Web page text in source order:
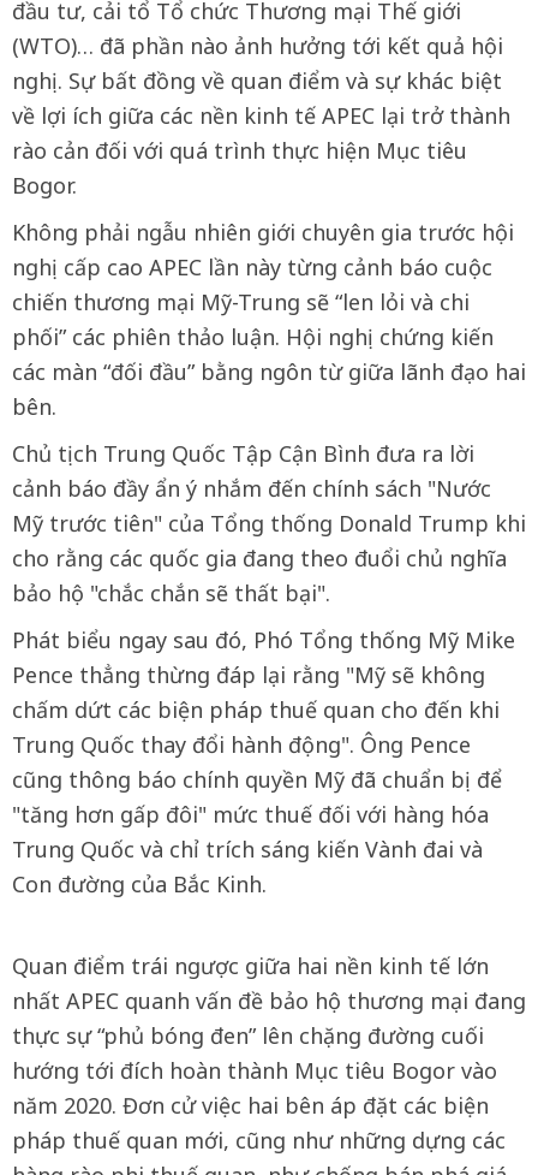
đầu tư, cải tổ Tổ chức Thương mại Thế giới
(WTO)… đã phần nào ảnh hưởng tới kết quả hội
nghị. Sự bất đồng về quan điểm và sự khác biệt
về lợi ích giữa các nền kinh tế APEC lại trở thành
rào cản đối với quá trình thực hiện Mục tiêu
Bogor.
Không phải ngẫu nhiên giới chuyên gia trước hội
nghị cấp cao APEC lần này từng cảnh báo cuộc
chiến thương mại Mỹ-Trung sẽ “len lỏi và chi
phối” các phiên thảo luận. Hội nghị chứng kiến
các màn “đối đầu” bằng ngôn từ giữa lãnh đạo hai
bên.
Chủ tịch Trung Quốc Tập Cận Bình đưa ra lời
cảnh báo đầy ẩn ý nhắm đến chính sách "Nước
Mỹ trước tiên" của Tổng thống Donald Trump khi
cho rằng các quốc gia đang theo đuổi chủ nghĩa
bảo hộ "chắc chắn sẽ thất bại".
Phát biểu ngay sau đó, Phó Tổng thống Mỹ Mike
Pence thẳng thừng đáp lại rằng "Mỹ sẽ không
chấm dứt các biện pháp thuế quan cho đến khi
Trung Quốc thay đổi hành động". Ông Pence
cũng thông báo chính quyền Mỹ đã chuẩn bị để
"tăng hơn gấp đôi" mức thuế đối với hàng hóa
Trung Quốc và chỉ trích sáng kiến Vành đai và
Con đường của Bắc Kinh.
Quan điểm trái ngược giữa hai nền kinh tế lớn
nhất APEC quanh vấn đề bảo hộ thương mại đang
thực sự “phủ bóng đen” lên chặng đường cuối
hướng tới đích hoàn thành Mục tiêu Bogor vào
năm 2020. Đơn cử việc hai bên áp đặt các biện
pháp thuế quan mới, cũng như những dựng các